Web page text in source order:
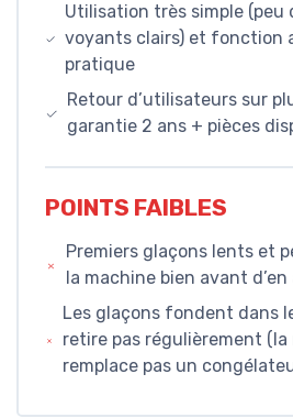
Utilisation très simple (peu
voyants clairs) et fonction
pratique
Retour d’utilisateurs sur
garantie 2 ans + pièces
POINTS FAIBLES
Premiers glaçons lents et
la machine bien avant
Les glaçons fondent dans
retire pas régulièrement (la
remplace pas un